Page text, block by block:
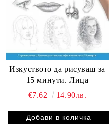
Изкуството да рисуваш за
15 минути. Лица
€7.62
14.90лв.